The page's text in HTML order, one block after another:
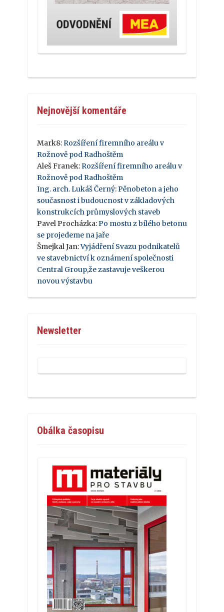
Nejnovější komentáře
Mark8: Rozšíření firemního areálu v
Rožnově pod Radhoštěm
Aleš Franek: Rozšíření firemního areálu v
Rožnově pod Radhoštěm
Ing. arch. Lukáš Černý: Pěnobeton a jeho
současnost i budoucnost v základových
konstrukcích průmyslových staveb
Pavel Procházka: Po mostu z bílého betonu
se projedeme na jaře
Šmejkal Jan:Vyjádření Svazu podnikatelů
ve stavebnictví k oznámení společnosti
Central Group,že zastavuje veškerou
novou výstavbu
Newsletter
Obálka časopisu